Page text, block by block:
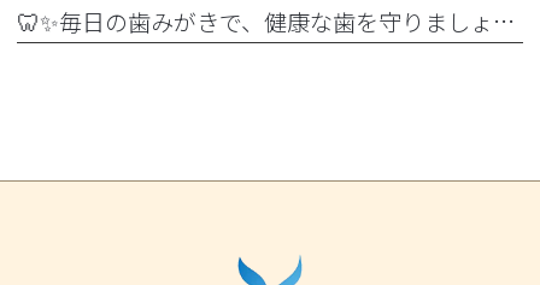
🦷✨毎日の歯みがきで、健康な歯を守りましょう✨🪥